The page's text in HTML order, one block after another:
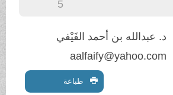
د. عبدالله بن أحمد الفَيْفي
aalfaify@yahoo.com
طباعة